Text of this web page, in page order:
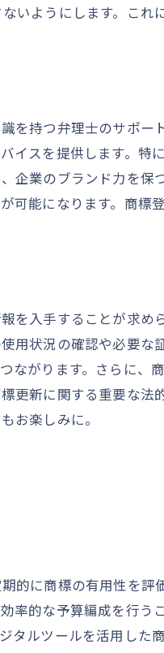
いようにします。これ
を持つ弁理士のサポー
イスを提供します。特
企業のブランド力を保
可能になります。商標
を入手することが求め
用状況の確認や必要な
ながります。さらに、
更新に関する重要な法
お楽しみに。
的に商標の有用性を評
率的な予算編成を行う
タルツールを活用した